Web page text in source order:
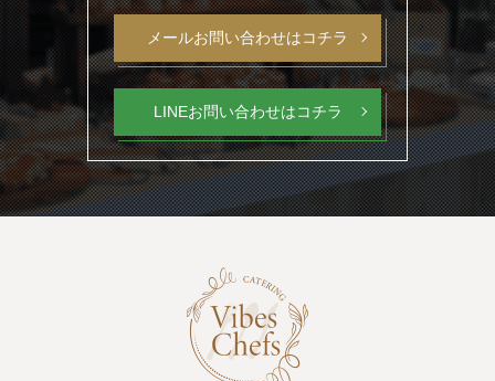
メールお問い合わせはコチラ
LINEお問い合わせはコチラ